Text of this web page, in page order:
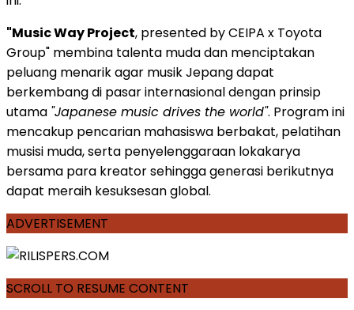
"Music Way Project, presented by CEIPA x Toyota
Group" membina talenta muda dan menciptakan
peluang menarik agar musik Jepang dapat
berkembang di pasar internasional dengan prinsip
utama "Japanese music drives the world". Program ini
mencakup pencarian mahasiswa berbakat, pelatihan
musisi muda, serta penyelenggaraan lokakarya
bersama para kreator sehingga generasi berikutnya
dapat meraih kesuksesan global.
ADVERTISEMENT
SCROLL TO RESUME CONTENT